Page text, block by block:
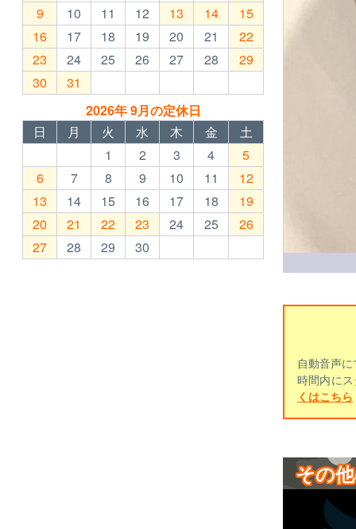
自動音声に
時間内に
くはこちら
その
9
10 11 12 13 14
15
16
17 18 19 20 21
22
23
24 25 26 27 28
29
30
31
2026年 9月の定休日
日
月 火 水 木 金
土
1
2 3 4
5
6
7 8 9 10 11
12
13
14 15 16 17 18
19
20
21 22 23 24 25
26
27
28 29 30